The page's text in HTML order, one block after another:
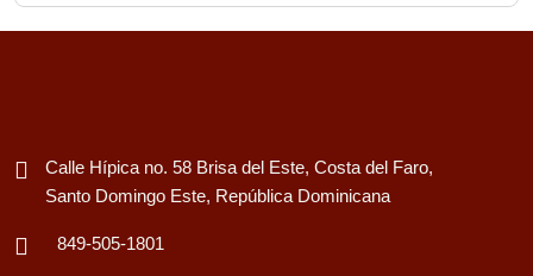
Calle Hípica no. 58 Brisa del Este, Costa del Faro,
Santo Domingo Este, República Dominicana
849-505-1801